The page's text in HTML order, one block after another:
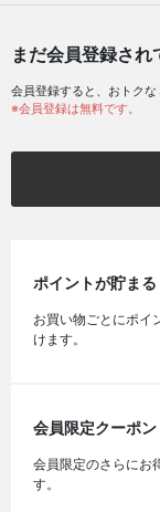
まだ会員登録され
会員登録すると、おトクな
※会員登録は無料です。
ポイントが貯まる
お買い物ごとにポイ
けます。
会員限定クーポ
会員限定のさらにお
す。